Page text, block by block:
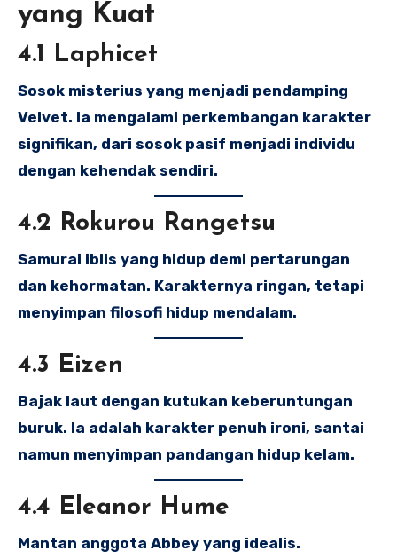
yang Kuat
4.1 Laphicet
Sosok misterius yang menjadi pendamping
Velvet. Ia mengalami perkembangan karakter
signifikan, dari sosok pasif menjadi individu
dengan kehendak sendiri.
4.2 Rokurou Rangetsu
Samurai iblis yang hidup demi pertarungan
dan kehormatan. Karakternya ringan, tetapi
menyimpan filosofi hidup mendalam.
4.3 Eizen
Bajak laut dengan kutukan keberuntungan
buruk. Ia adalah karakter penuh ironi, santai
namun menyimpan pandangan hidup kelam.
4.4 Eleanor Hume
Mantan anggota Abbey yang idealis.